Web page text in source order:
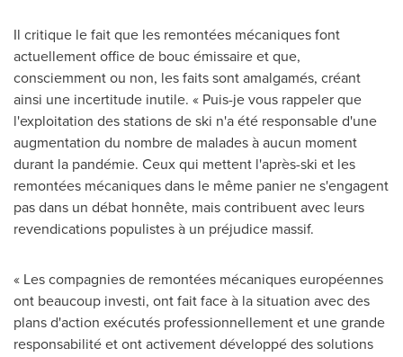
Il critique le fait que les remontées mécaniques font
actuellement office de bouc émissaire et que,
consciemment ou non, les faits sont amalgamés, créant
ainsi une incertitude inutile. « Puis-je vous rappeler que
l'exploitation des stations de ski n'a été responsable d'une
augmentation du nombre de malades à aucun moment
durant la pandémie. Ceux qui mettent l'après-ski et les
remontées mécaniques dans le même panier ne s'engagent
pas dans un débat honnête, mais contribuent avec leurs
revendications populistes à un préjudice massif.
« Les compagnies de remontées mécaniques européennes
ont beaucoup investi, ont fait face à la situation avec des
plans d'action exécutés professionnellement et une grande
responsabilité et ont activement développé des solutions